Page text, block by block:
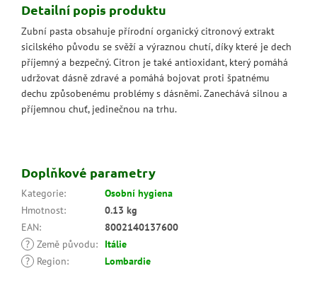
Detailní popis produktu
Zubní pasta obsahuje přírodní organický citronový extrakt
sicilského původu se svěží a výraznou chutí, díky které je dech
příjemný a bezpečný. Citron je také antioxidant, který pomáhá
udržovat dásně zdravé a pomáhá bojovat proti špatnému
dechu způsobenému problémy s dásněmi. Zanechává silnou a
příjemnou chuť, jedinečnou na trhu.
Doplňkové parametry
Kategorie:
Osobní hygiena
Hmotnost:
0.13 kg
EAN:
8002140137600
? Země původu:
Itálie
?
Region: Lombardie